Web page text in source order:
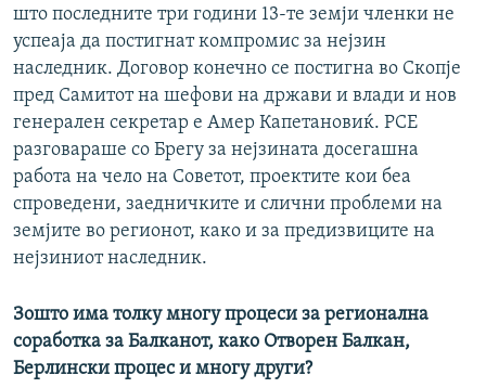
што последните три години 13-те земји членки не
успеаја да постигнат компромис за нејзин
наследник. Договор конечно се постигна во Скопје
пред Самитот на шефови на држави и влади и нов
генерален секретар е Амер Капетановиќ. РСЕ
разговараше со Брегу за нејзината досегашна
работа на чело на Советот, проектите кои беа
спроведени, заедничките и слични проблеми на
земјите во регионот, како и за предизвиците на
нејзиниот наследник.
Зошто има толку многу процеси за регионална
соработка за Балканот, како Отворен Балкан,
Берлински процес и многу други?